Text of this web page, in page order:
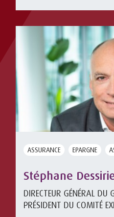
ASSURANCE EPARGNE
Stéphane
DIRECTEUR GÉNÉRAL DU
PRÉSIDENT DU COMITÉ